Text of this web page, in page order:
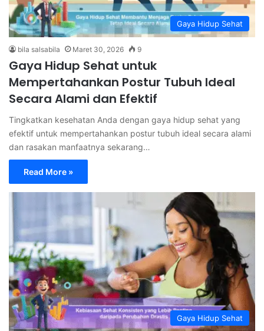
Gaya Hidup Sehat
bila salsabila Maret 30, 2026 9
Gaya Hidup Sehat untuk
Mempertahankan Postur Tubuh Ideal
Secara Alami dan Efektif
Tingkatkan kesehatan Anda dengan gaya hidup sehat yang
efektif untuk mempertahankan postur tubuh ideal secara alami
dan rasakan manfaatnya sekarang…
Read More »
Gaya Hidup Sehat